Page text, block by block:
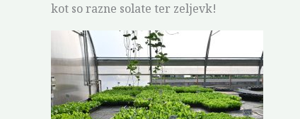
kot so razne solate ter zeljevk!